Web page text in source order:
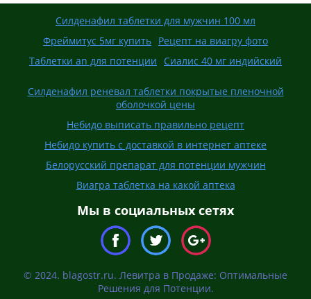
Силденафил таблетки для мужчин 100 мл
Фреймитус 5мг купить Рецепт на виагру фото
Таблетки an для потенции Сиалис 40 мг индийский
Силденафил реневал таблетки покрытые пленочной
оболочкой цены
Небидо выписать правильно рецепт
Небидо купить с доставкой в интернет аптеке
Белорусский препарат для потенции мужчин
Виагра таблетка на какой аптека
Мы в социальных сетях
© 2024. blagostr.ru. Левитра в Продаже: Оптимальные
Решения для Потенции.